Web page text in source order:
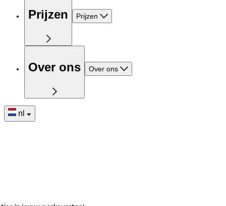
Prijzen Prijzen
Over ons Over ons
nl